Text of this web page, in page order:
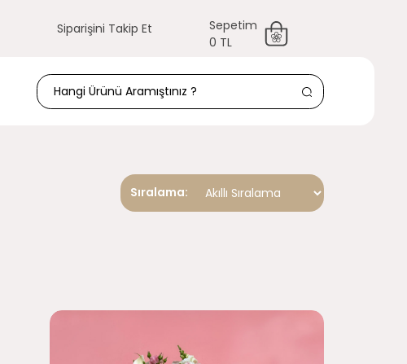
Siparişini Takip Et
Sepetim
0 TL
Sıralama: